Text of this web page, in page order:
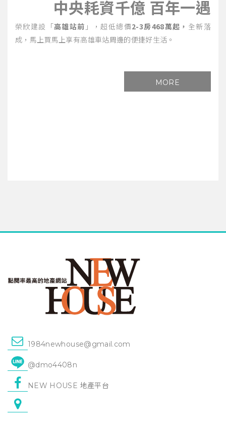
中央耗資千億 百年一遇
榮欣建設「高雄站前 」，超低總價2-3房468萬起， 全新落
成，馬上買馬上享有高雄車站周邊的便捷好生活。
MORE
1984newhouse@gmail.com
@dmo4408n
NEW HOUSE 地產平台